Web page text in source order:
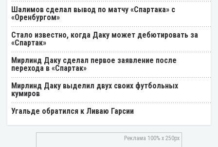
Шалимов сделал вывод по матчу «Спартака» с
«Оренбургом»
Стало известно, когда Даку может дебютировать за
«Спартак»
Мирлинд Даку сделал первое заявление после
перехода в «Спартак»
Мирлинд Даку выделил двух своих футбольных
кумиров
Угальде обратился к Ливаю Гарсии